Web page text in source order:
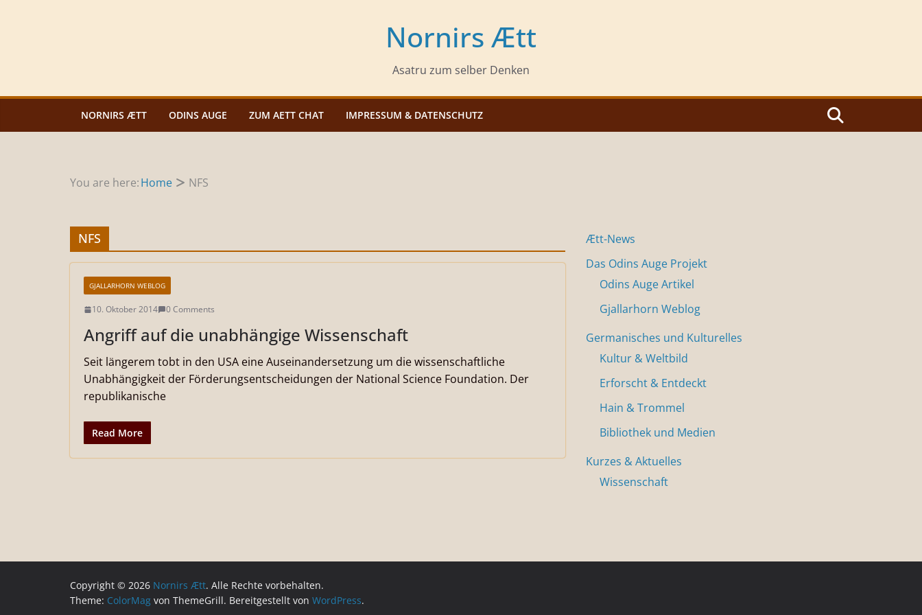
Nornirs Ætt
Asatru zum selber Denken
NORNIRS ÆTT ODINS AUGE ZUM AETT CHAT IMPRESSUM & DATENSCHUTZ
You are here:Home NFS
NFS
GJALLARHORN WEBLOG
10. Oktober 2014 0 Comments
Angriff auf die unabhängige Wissenschaft
Seit längerem tobt in den USA eine Auseinandersetzung um die wissenschaftliche
Unabhängigkeit der Förderungsentscheidungen der National Science Foundation. Der
republikanische
Read More
Ætt-News
Das Odins Auge Projekt
Odins Auge Artikel
Gjallarhorn Weblog
Germanisches und Kulturelles
Kultur & Weltbild
Erforscht & Entdeckt
Hain & Trommel
Bibliothek und Medien
Kurzes & Aktuelles
Wissenschaft
Copyright © 2026 Nornirs Ætt. Alle Rechte vorbehalten.
Theme: ColorMag von ThemeGrill. Bereitgestellt von WordPress.